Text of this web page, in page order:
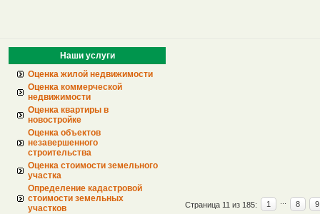
Наши услуги
Оценка жилой недвижимости
Оценка коммерческой
недвижимости
Оценка квартиры в
новостройке
Оценка объектов
незавершенного
строительства
Оценка стоимости земельного
участка
Определение кадастровой
стоимости земельных
участков
Страница 11 из 185: 1 8 9